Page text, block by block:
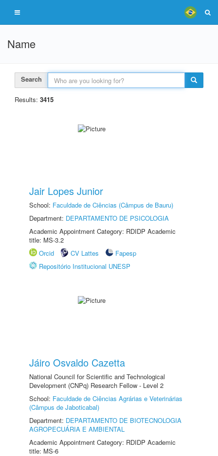
Name
Search
Results: 3415
Jair Lopes Junior
School: Faculdade de Ciências (Câmpus de Bauru)
Department: DEPARTAMENTO DE PSICOLOGIA
Academic Appointment Category: RDIDP Academic
title: MS-3.2
Orcid
CV Lattes
Fapesp
Repositório Institucional UNESP
Jáiro Osvaldo Cazetta
National Council for Scientific and Technological
Development (CNPq) Research Fellow - Level 2
School: Faculdade de Ciências Agrárias e Veterinárias
(Câmpus de Jaboticabal)
Department: DEPARTAMENTO DE BIOTECNOLOGIA
AGROPECUÁRIA E AMBIENTAL
Academic Appointment Category: RDIDP Academic
title: MS-6